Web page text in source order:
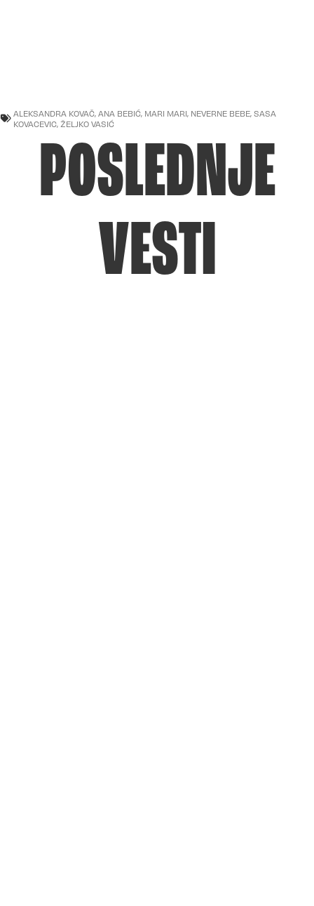
ALEKSANDRA KOVAČ, ANA BEBIĆ, MARI MARI, NEVERNE BEBE, SASA
KOVACEVIC, ŽELJKO VASIĆ
POSLEDNJE
VESTI